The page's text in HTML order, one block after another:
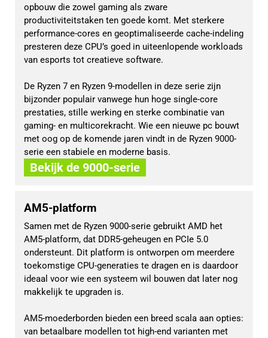
opbouw die zowel gaming als zware
productiviteitstaken ten goede komt. Met sterkere
performance-cores en geoptimaliseerde cache-indeling
presteren deze CPU’s goed in uiteenlopende workloads
van esports tot creatieve software.
De Ryzen 7 en Ryzen 9-modellen in deze serie zijn
bijzonder populair vanwege hun hoge single-core
prestaties, stille werking en sterke combinatie van
gaming- en multicorekracht. Wie een nieuwe pc bouwt
met oog op de komende jaren vindt in de Ryzen 9000-
serie een stabiele en moderne basis.
Bekijk de 9000-serie
AM5-platform
Samen met de Ryzen 9000-serie gebruikt AMD het
AM5-platform, dat DDR5-geheugen en PCIe 5.0
ondersteunt. Dit platform is ontworpen om meerdere
toekomstige CPU-generaties te dragen en is daardoor
ideaal voor wie een systeem wil bouwen dat later nog
makkelijk te upgraden is.
AM5-moederborden bieden een breed scala aan opties:
van betaalbare modellen tot high-end varianten met